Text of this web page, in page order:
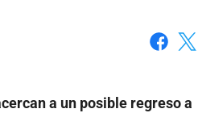
a un posible regreso a